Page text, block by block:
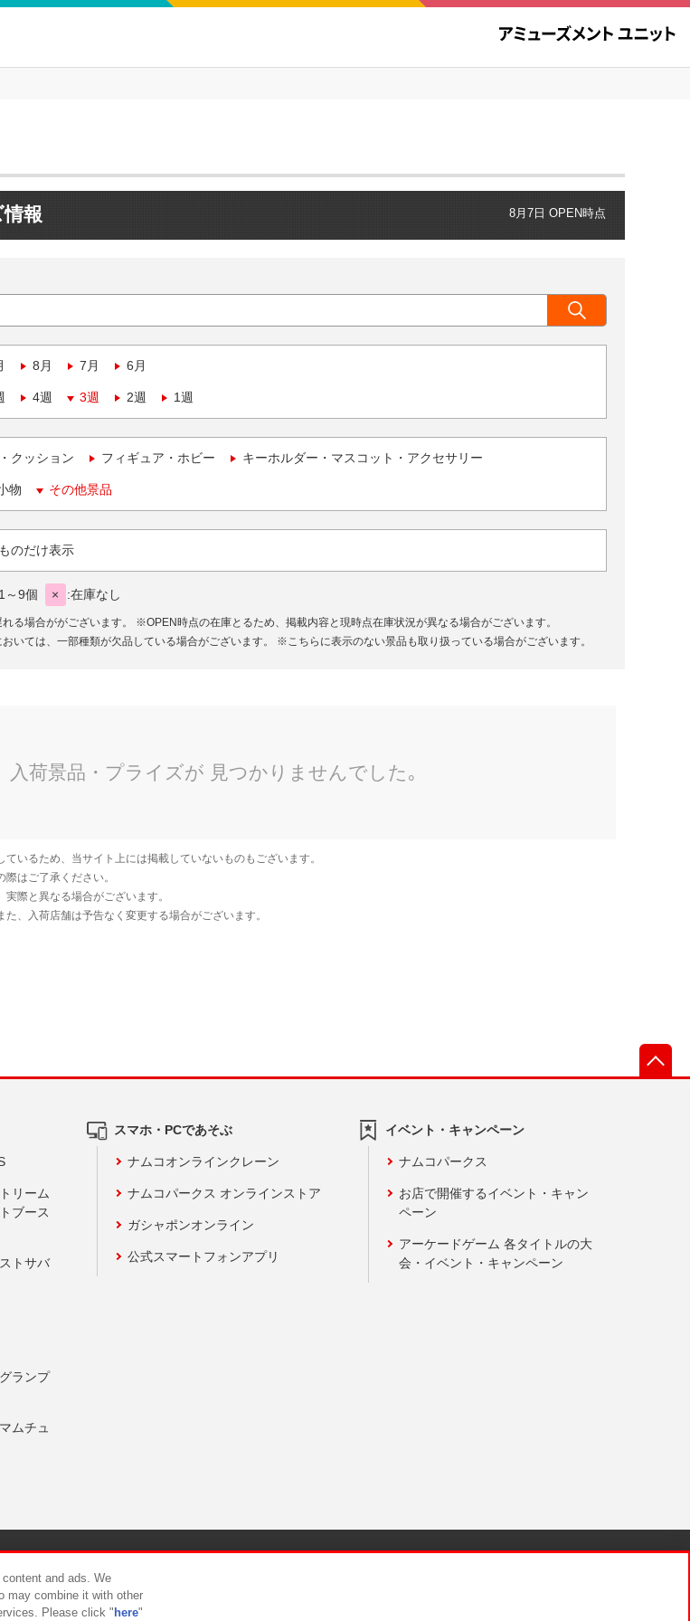
報 8月7日 OPEN時点
8月 7月 6月
4週 3週 2週 1週
クッション フィギュア・ホビー キーホルダー・マスコット・アクセサリー
物 その他景品
のだけ表示
1～9個 × 在庫なし
る場合ががございます。
※OPEN時点の在庫とるため、掲載内容と現時点在庫状況が異なる場合がございます。
いては、一部種類が欠品している場合がございます。
※こちらに表示のない景品も取り扱っている場合がございます。
リーム
ブース
トサバ
ランプ
ムチュ
スマホ・PCであそぶ
ナムコオンラインクレーン
ナムコパークス オンラインストア
ガシャポンオンライン
公式スマートフォンアプリ
イベント・キャンペーン
ナムコパークス
お店で開催するイベント・キャン
ペーン
アーケードゲーム 各タイトルの大
会・イベント・キャンペーン
ーハラスメント対応方針
and ads. We
may combine it with other
Please click " here"